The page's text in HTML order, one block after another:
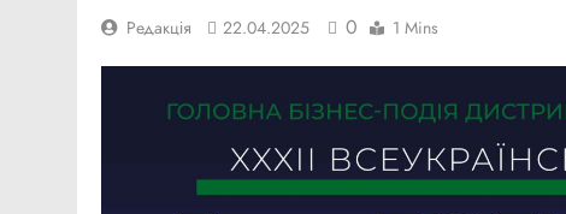
Редакція 22.04.2025 0 1 Mins